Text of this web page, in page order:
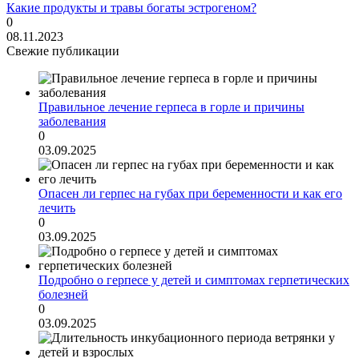
Какие продукты и травы богаты эстрогеном?
0
08.11.2023
Свежие публикации
Правильное лечение герпеса в горле и причины
заболевания
0
03.09.2025
Опасен ли герпес на губах при беременности и как его
лечить
0
03.09.2025
Подробно о герпесе у детей и симптомах герпетических
болезней
0
03.09.2025